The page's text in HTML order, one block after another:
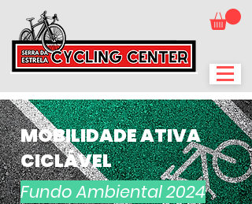
MOBILIDADE ATIVA
CICLÁVEL
Fundo Ambiental 2024